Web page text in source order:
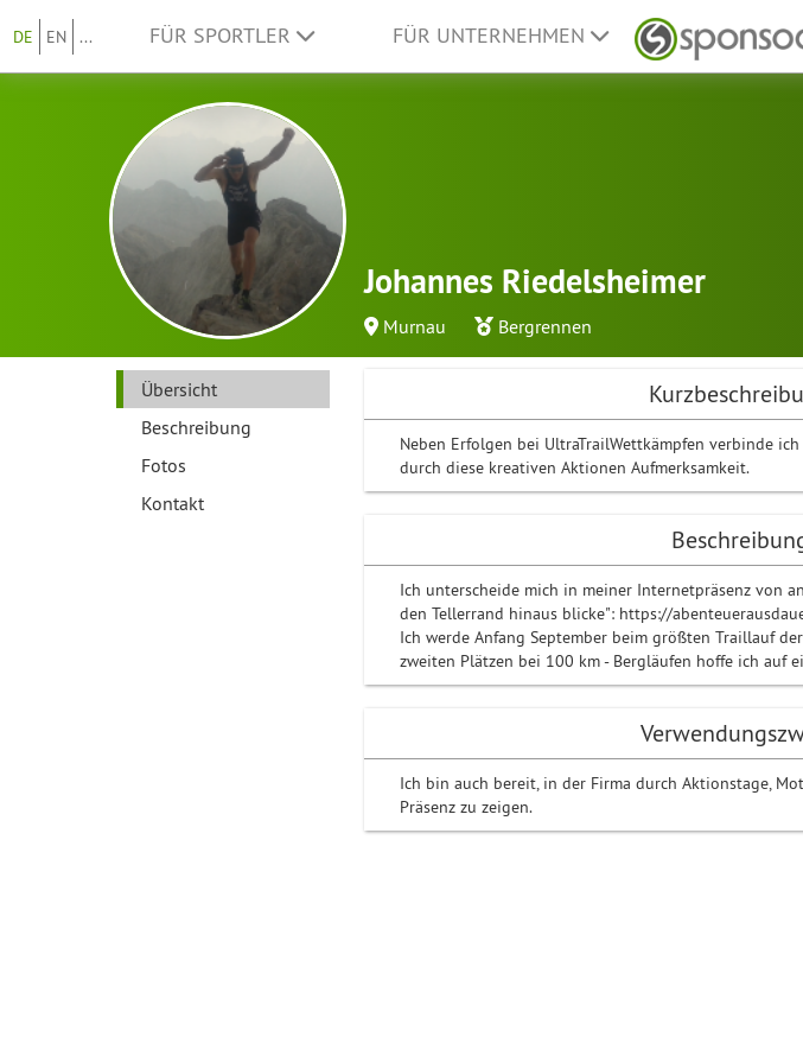
DE EN ... FÜR SPORTLER FÜR UNTERNEHMEN
Johannes Riedelsheimer
Murnau Bergrennen
Übersicht
Beschreibung
Fotos
Kontakt
Neben Erfolgen bei UltraTrailWettkämpfen verbinde
durch diese kreativen Aktionen Aufmerksamkeit.
Ich unterscheide mich in meiner Internetpräsenz von
den Tellerrand hinaus blicke": https://
Ich werde Anfang September beim größten Traillauf
zweiten Plätzen bei 100 km - Bergläufen hoffe ich auf
Ich bin auch bereit, in der Firma durch Aktionstage,
Präsenz zu zeigen.